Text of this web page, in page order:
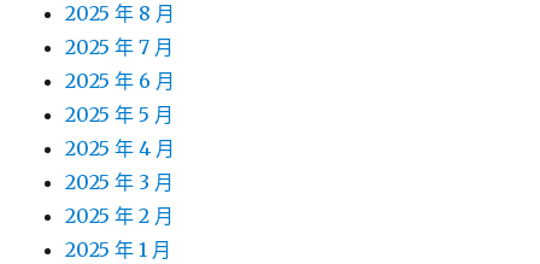
2025 年 8 月
2025 年 7 月
2025 年 6 月
2025 年 5 月
2025 年 4 月
2025 年 3 月
2025 年 2 月
2025 年 1 月